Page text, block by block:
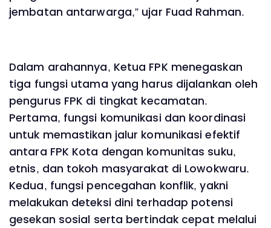
jembatan antarwarga,” ujar Fuad Rahman.
Dalam arahannya, Ketua FPK menegaskan
tiga fungsi utama yang harus dijalankan oleh
pengurus FPK di tingkat kecamatan.
Pertama, fungsi komunikasi dan koordinasi
untuk memastikan jalur komunikasi efektif
antara FPK Kota dengan komunitas suku,
etnis, dan tokoh masyarakat di Lowokwaru.
Kedua, fungsi pencegahan konflik, yakni
melakukan deteksi dini terhadap potensi
gesekan sosial serta bertindak cepat melalui